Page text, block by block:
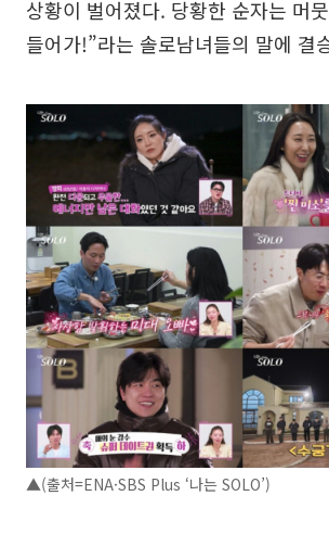
상황이 벌어졌다. 당황한 순자는 머
들어가!”라는 솔로남녀들의 말에 결
▲(출처=ENA·SBS Plus ‘나는 SOLO’)